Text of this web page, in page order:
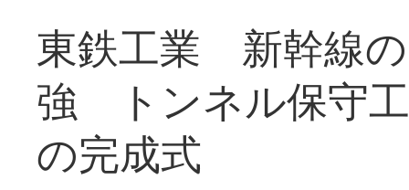
東鉄工業 新幹線
強 トンネル保守
の完成式